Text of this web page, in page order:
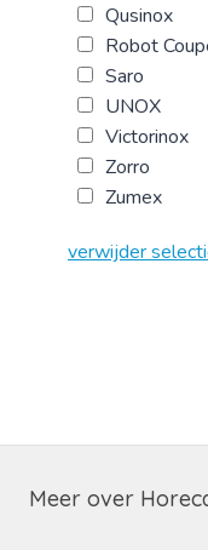
Qusinox
Robot
Saro
UNOX
Victorinox
Zorro
Zumex
verwijder
Meer over